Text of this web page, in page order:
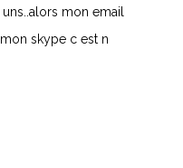
mon email
mon skype c est n